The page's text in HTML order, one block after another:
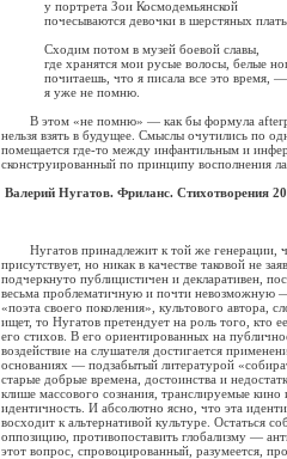
у портрета Зои Космодемьянской
почесываются девочки в шерстяных
Сходим потом в музей боевой славы,
где хранятся мои русые волосы, белые
почитаешь, что я писала все это время, —
я уже не помню.
В этом «не помню» — как бы формула
нельзя взять в будущее. Смыслы очутились по
помещается где-то между инфантильным и
сконструированный по принципу восполнения
Валерий Нугатов. Фриланс.
Нугатов принадлежит к той же генерации,
присутствует, но никак в качестве таковой не
подчеркнуто публицистичен и декларативен,
весьма проблематичную и почти невозможную
«поэта своего поколения», культового
ищет, то Нугатов претендует на роль того, кто
его стихов. В его ориентированных на
воздействие на слушателя достигается
основаниях — подзабытый литературой
старые добрые времена, достоинства и
клише массового сознания, транслируемые
идентичность. И абсолютно ясно, что эта
восходит к альтернативой культуре. Остаться
оппозицию, противопоставить глобализму —
этот вопрос, спровоцированный, разумеется,